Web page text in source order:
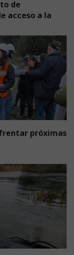
de
acceso a la
próximas